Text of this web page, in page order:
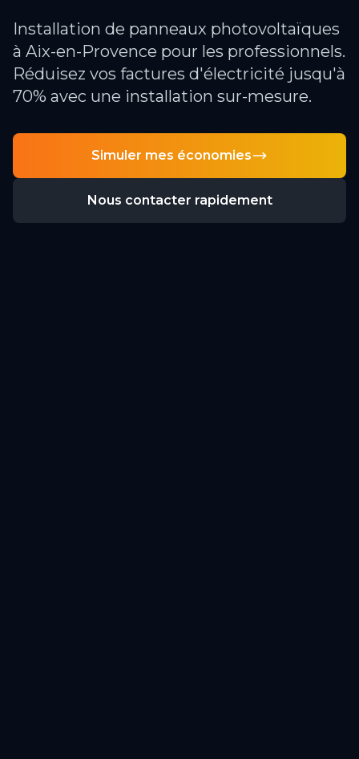
Installation de panneaux photovoltaïques
à Aix-en-Provence pour les professionnels.
Réduisez vos factures d'électricité jusqu'à
70% avec une installation sur-mesure.
Simuler mes économies
Nous contacter rapidement